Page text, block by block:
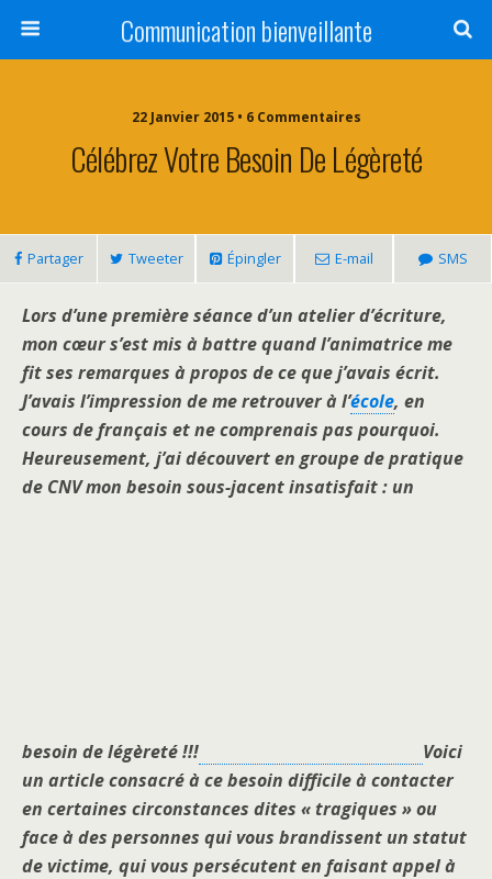
Communication bienveillante
22 Janvier 2015 • 6 Commentaires
Célébrez Votre Besoin De Légèreté
Partager Tweeter Épingler E-mail SMS
Lors d’une première séance d’un atelier d’écriture,
mon cœur s’est mis à battre quand l’animatrice me
fit ses remarques à propos de ce que j’avais écrit.
J’avais l’impression de me retrouver à l’école, en
cours de français et ne comprenais pas pourquoi.
Heureusement, j’ai découvert en groupe de pratique
de CNV mon besoin sous-jacent insatisfait : un
besoin de légèreté !!!
Voici
un article consacré à ce besoin difficile à contacter
en certaines circonstances dites « tragiques » ou
face à des personnes qui vous brandissent un statut
de victime, qui vous persécutent en faisant appel à